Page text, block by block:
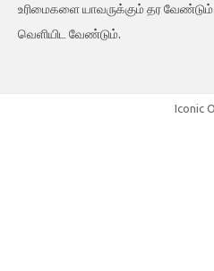
உரிமைகளை யாவருக்கும் தர
வெளியிட வேண்டும்.
Iconic